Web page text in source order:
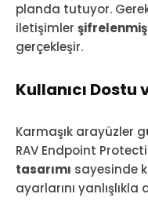
planda tutuyor.
iletişimler
gerçekleşir.
Kullanıcı Dostu
Karmaşık arayüzler
RAV Endpoint
tasarımı sayesinde
ayarlarını yanlışlıkla